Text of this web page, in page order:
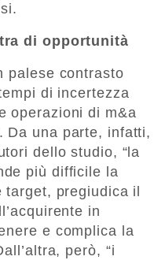
di opportunità
palese contrasto
di incertezza
operazioni di m&a
Da una parte, infatti,
dello studio, “la
più difficile la
pregiudica il
in
e complica la
però, “i